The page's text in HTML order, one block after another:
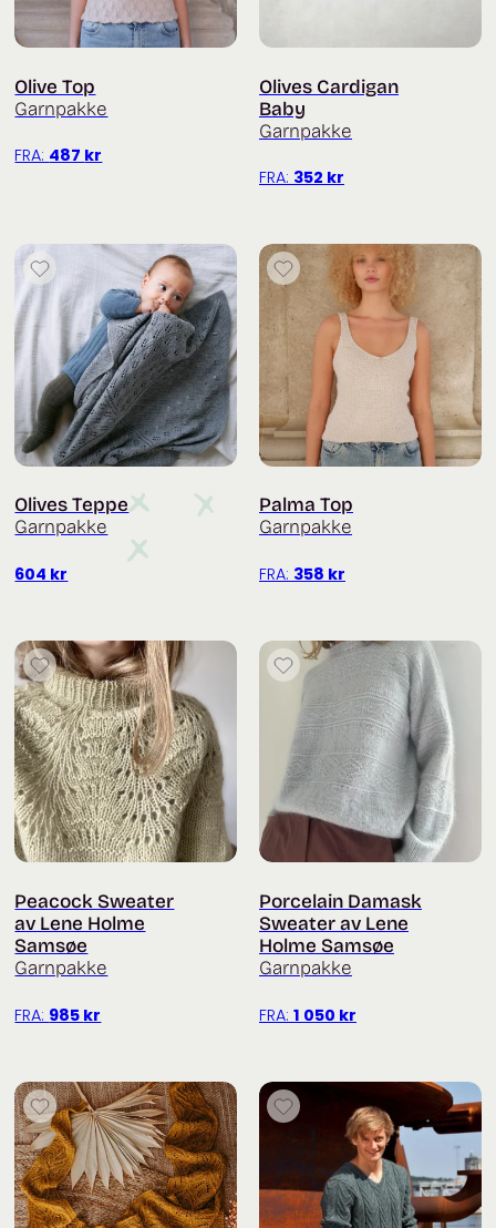
Olive Top
Garnpakke
FRA: 487 kr
Olives Cardigan
Baby
Garnpakke
FRA: 352 kr
Olives Teppe
Garnpakke
604 kr
Palma Top
Garnpakke
FRA: 358 kr
Peacock Sweater
av Lene Holme
Samsøe
Garnpakke
FRA: 985 kr
Porcelain Damask
Sweater av Lene
Holme Samsøe
Garnpakke
FRA: 1 050 kr